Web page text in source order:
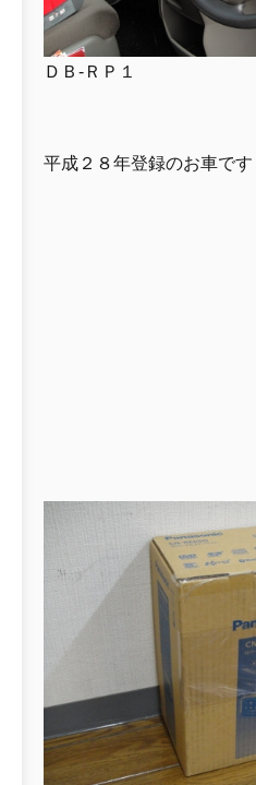
ＤＢ-ＲＰ１
平成２８年登録のお車です